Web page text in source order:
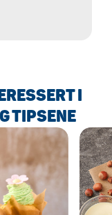
I
TIPSENE